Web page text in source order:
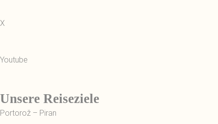
X
Youtube
Unsere Reiseziele
Portorož – Piran